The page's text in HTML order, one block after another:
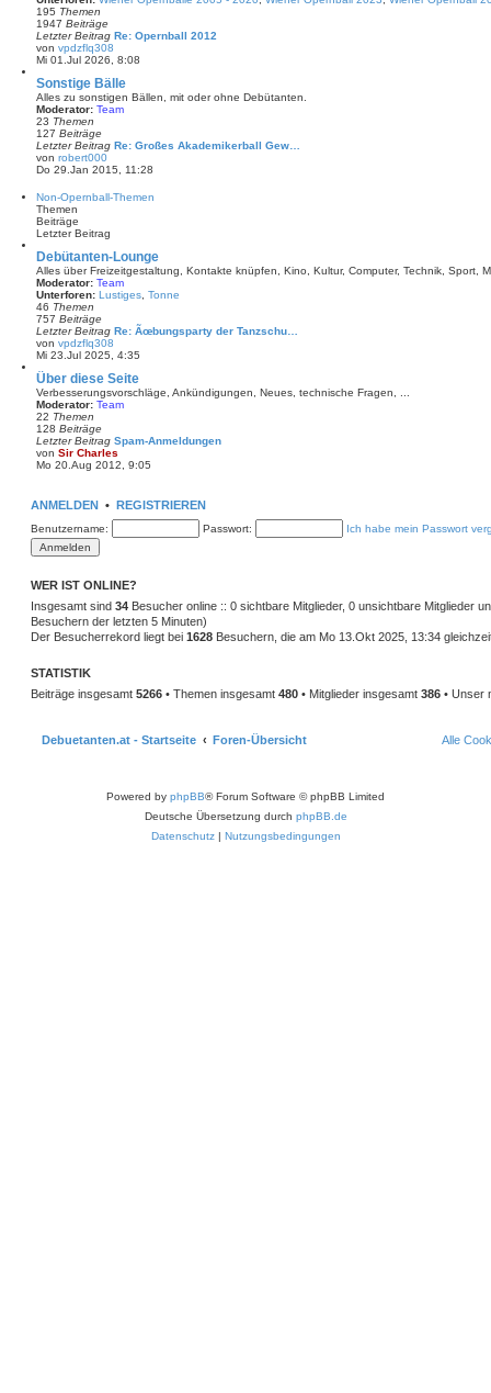
t
g
195 Themen
1947 Beiträge
Letzter Beitrag Re: Opernball 2012
von vpdzflq308
N
u
s
t
r
B
e
i
r
Mi 01.Jul 2026, 8:08
Sonstige Bälle
Alles zu sonstigen Bällen, mit oder ohne Debütanten.
Moderator: Team
23 Themen
127 Beiträge
Letzter Beitrag Re: Großes Akademikerball Gew…
von robert000
N
e
B
e
i
t
g
Do 29.Jan 2015, 11:28
Non-Opernball-Themen
Themen
Beiträge
Letzter Beitrag
Debütanten-Lounge
Alles über Freizeitgestaltung, Kontakte knüpfen, Kino, Kultur, Computer, Technik, Sport,
Moderator: Team
Unterforen: Lustiges Tonne
46 Themen
757 Beiträge
Letzter Beitrag Re: Ãœbungsparty der Tanzschu…
von vpdzflq308
N
u
s
t
r
B
e
i
a
g
Mi 23.Jul 2025, 4:35
Über diese Seite
Verbesserungsvorschläge, Ankündigungen, Neues, technische Fragen, ...
Moderator: Team
22 Themen
128 Beiträge
Letzter Beitrag Spam-Anmeldungen
von Sir Charles
e
s
t
i
r
a
Mo 20.Aug 2012, 9:05
ANMELDEN • REGISTRIEREN
Benutzername: Passwort: Ich habe mein Passwort
WER IST ONLINE?
Insgesamt sind 34 Besucher online :: 0 sichtbare Mitglieder, 0 unsichtbare Mitglieder
Besuchern der letzten 5 Minuten)
Der Besucherrekord liegt bei 1628 Besuchern, die am Mo 13.Okt 2025, 13:34
STATISTIK
Beiträge insgesamt 5266 • Themen insgesamt 480 • Mitglieder insgesamt 386 • Unser
Debuetanten.at - Startseite Foren-Übersicht Alle
Powered by phpBB® Forum Software © phpBB Limited
Deutsche Übersetzung durch phpBB.de
Datenschutz| Nutzungsbedingungen